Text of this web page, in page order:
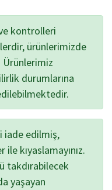
kontrolleri
ürünlerimizde
Ürünlerimiz
durumlarına
iade edilmiş,
kıyaslamayınız.
takdırabilecek
yaşayan